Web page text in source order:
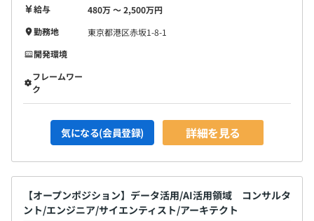
給与
480万 〜 2,500万円
勤務地
東京都港区赤坂1-8-1
開発環境
フレームワー
ク
気になる(会員登録) 詳細を見る
【オープンポジション】データ活用/AI活用領域 コンサルタ
ント/エンジニア/サイエンティスト/アーキテクト